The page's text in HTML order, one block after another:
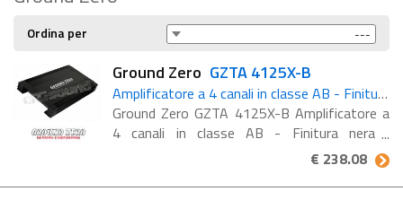
Ordina per
Ground Zero GZTA 4125X-B
Amplificatore a 4 canali in classe AB - Finitura nera
Ground Zero GZTA 4125X-B Amplificatore a
4 canali in classe AB - Finitura nera
L'amplificatore GZTA 4125X-B è progettato
per garantire versatilità e potenza. Questo ...
€ 238.08